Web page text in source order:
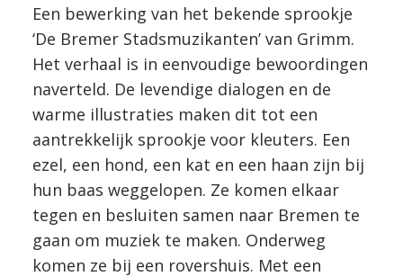
Een bewerking van het bekende sprookje
‘De Bremer Stadsmuzikanten’ van Grimm.
Het verhaal is in eenvoudige bewoordingen
naverteld. De levendige dialogen en de
warme illustraties maken dit tot een
aantrekkelijk sprookje voor kleuters. Een
ezel, een hond, een kat en een haan zijn bij
hun baas weggelopen. Ze komen elkaar
tegen en besluiten samen naar Bremen te
gaan om muziek te maken. Onderweg
komen ze bij een rovershuis. Met een